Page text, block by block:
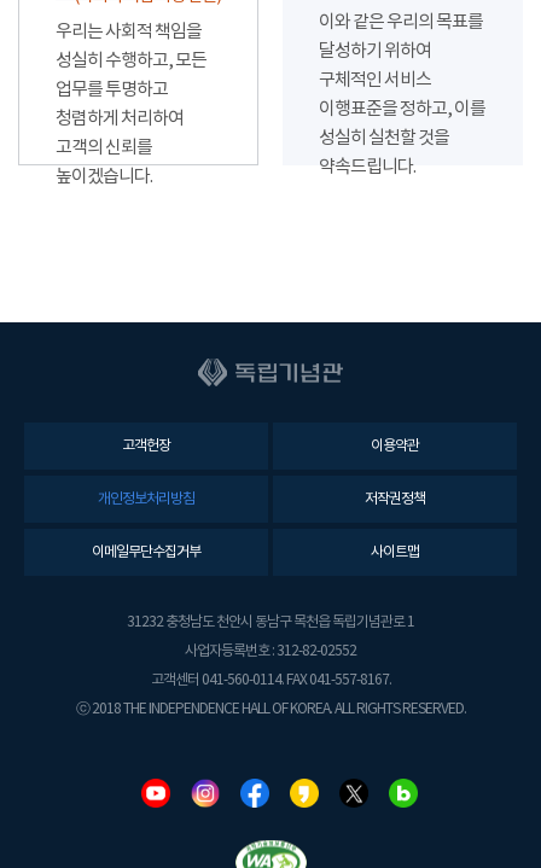
우리는 사회적 책임을
성실히 수행하고, 모든
업무를 투명하고
청렴하게 처리하여
고객의 신뢰를
높이겠습니다.
이와 같은 우리의 목표를
달성하기 위하여
구체적인 서비스
이행표준을 정하고, 이를
성실히 실천할 것을
약속드립니다.
고객헌장 이용약관
개인정보처리방침 저작권정책
이메일무단수집거부 사이트맵
31232 충청남도 천안시 동남구 목천읍 독립기념관로 1
사업자등록번호 : 312-82-02552
고객센터 041-560-0114. FAX 041-557-8167.
ⓒ 2018 THE INDEPENDENCE HALL OF KOREA. ALL RIGHTS RESERVED.